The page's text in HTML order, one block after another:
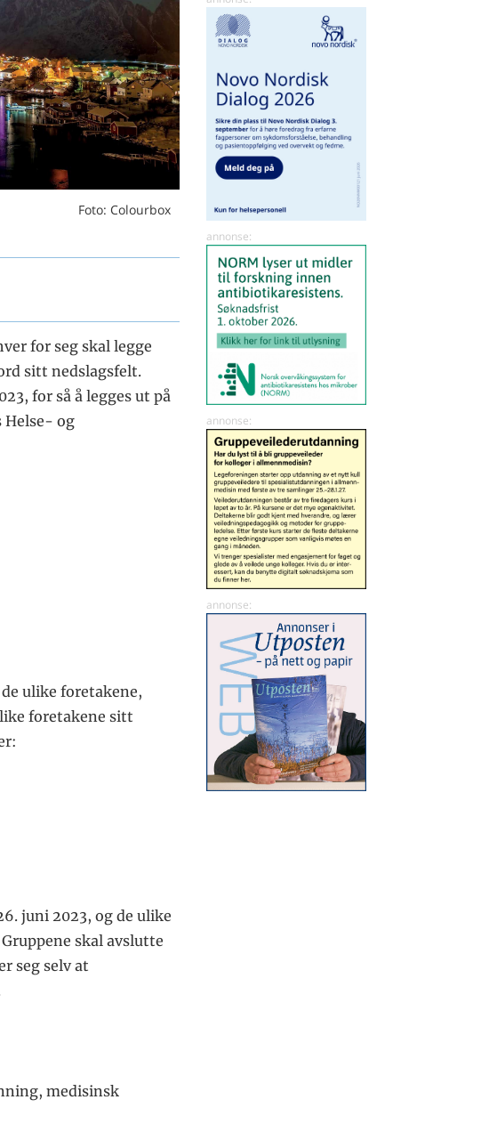
Foto: Colourbox
for seg skal legge
sitt nedslagsfelt.
for så å legges ut på
Helse- og
ulike foretakene,
foretakene sitt
juni 2023, og de ulike
skal avslutte
seg selv at
medisinsk